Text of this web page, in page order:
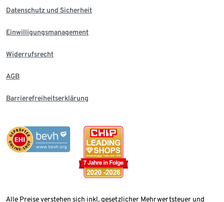
Datenschutz und Sicherheit
Einwilligungsmanagement
Widerrufsrecht
AGB
Barrierefreiheitserklärung
Alle Preise verstehen sich inkl. gesetzlicher Mehrwertsteuer und